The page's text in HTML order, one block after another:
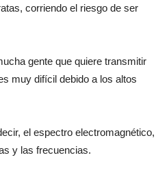
corriendo el riesgo de ser
gente que quiere transmitir
muy difícil debido a los altos
el espectro electromagnético,
y las frecuencias.